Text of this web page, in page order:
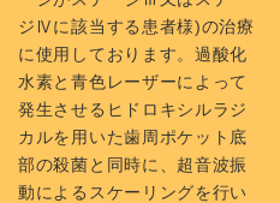
ジⅣに該当する患者様)の治療
に使用しております。過酸化
水素と青色レーザーによって
発生させるヒドロキシルラジ
カルを用いた歯周ポケット底
部の殺菌と同時に、超音波振
動によるスケーリングを行い